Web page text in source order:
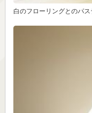
白のフローリングとのパ